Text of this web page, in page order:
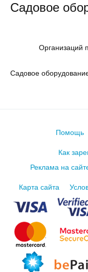
Садовое
Организаций
Садовое
Помощь
Как
Реклама на
Карта сайта